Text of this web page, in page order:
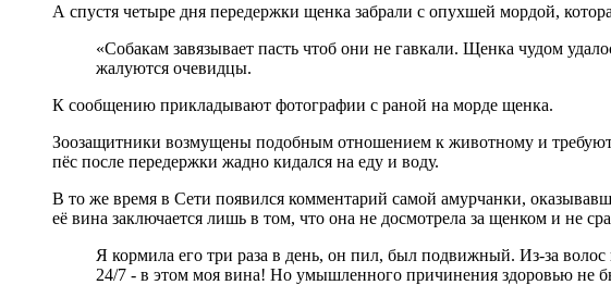
А спустя четыре дня передержки щенка забрали с опухшей мордой,
«Собакам завязывает пасть чтоб они не гавкали. Щенка чудом
жалуются очевидцы.
К сообщению прикладывают фотографии с раной на морде щенка.
Зоозащитники возмущены подобным отношением к животному и
пёс после передержки жадно кидался на еду и воду.
В то же время в Сети появился комментарий самой амурчанки,
её вина заключается лишь в том, что она не досмотрела за щенком и не
Я кормила его три раза в день, он пил, был подвижный. Из-за волос
24/7 - в этом моя вина! Но умышленного причинения здоровью не